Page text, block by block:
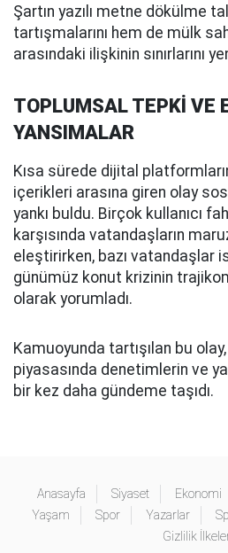
Şartın yazılı metne dökülme
tartışmalarını hem de mülk
arasındaki ilişkinin sınırlarını
TOPLUMSAL TEPKİ VE
YANSIMALAR
Kısa sürede dijital
içerikleri arasına giren olay
yankı buldu. Birçok kullanıcı
karşısında vatandaşların
eleştirirken, bazı vatandaşlar
günümüz konut krizinin
olarak yorumladı.
Kamuoyunda tartışılan bu
piyasasında denetimlerin ve
bir kez daha gündeme taşıdı.
Anasayfa Siyaset Ekonomi
Yaşam
Spor Yazarlar
Gizlilik